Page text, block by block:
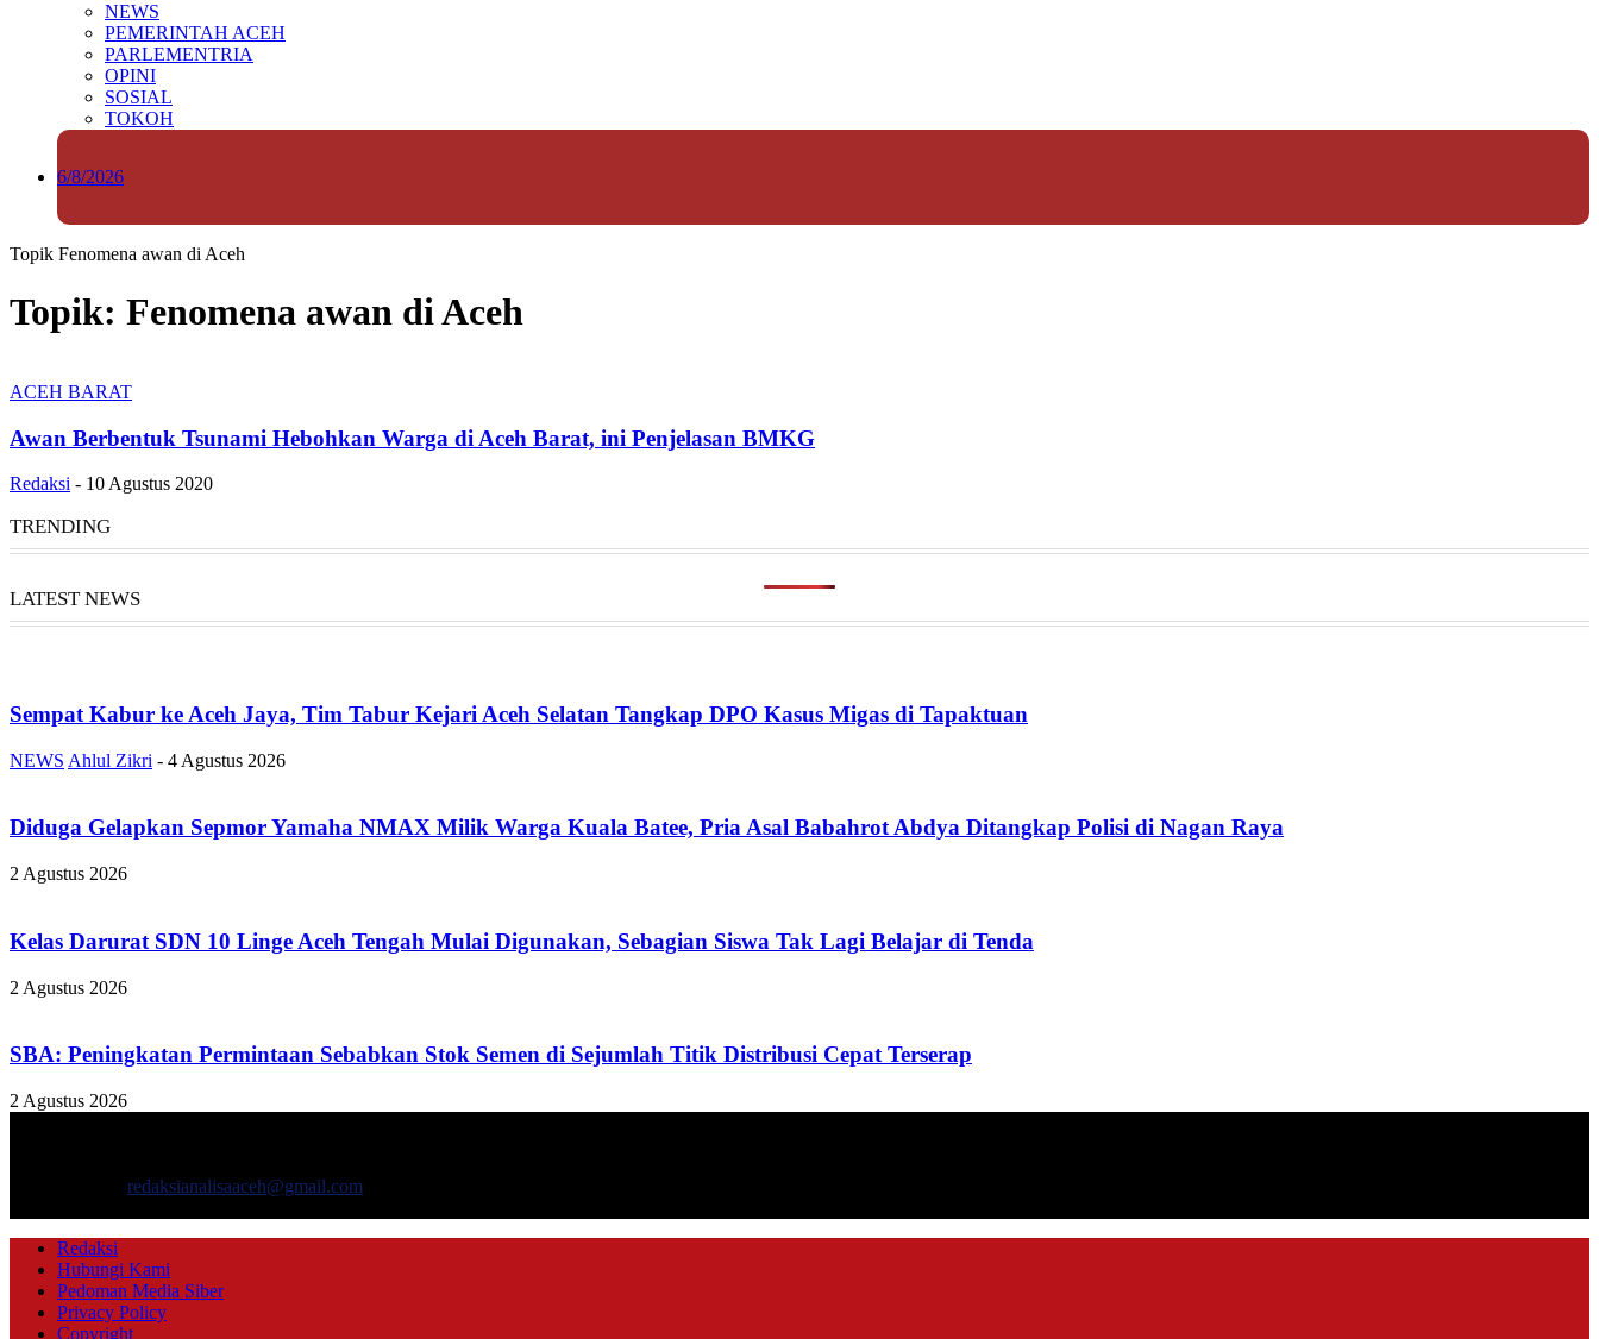
NEWS
PEMERINTAH ACEH
PARLEMENTRIA
OPINI
SOSIAL
TOKOH
6/8/2026
Topik Fenomena awan di Aceh
Topik: Fenomena awan di Aceh
ACEH BARAT
Awan Berbentuk Tsunami Hebohkan Warga di Aceh Barat, ini Penjelasan BMKG
Redaksi - 10 Agustus 2020
TRENDING
LATEST NEWS
Sempat Kabur ke Aceh Jaya, Tim Tabur Kejari Aceh Selatan Tangkap DPO Kasus Migas di Tapaktuan
NEWS Ahlul Zikri - 4 Agustus 2026
Diduga Gelapkan Sepmor Yamaha NMAX Milik Warga Kuala Batee, Pria Asal Babahrot Abdya Ditangkap Polisi di Nagan Raya
2 Agustus 2026
Kelas Darurat SDN 10 Linge Aceh Tengah Mulai Digunakan, Sebagian Siswa Tak Lagi Belajar di Tenda
2 Agustus 2026
SBA: Peningkatan Permintaan Sebabkan Stok Semen di Sejumlah Titik Distribusi Cepat Terserap
2 Agustus 2026
redaksianalisaaceh@gmail.com
Redaksi
Hubungi Kami
Pedoman Media Siber
Privacy Policy
Copyright